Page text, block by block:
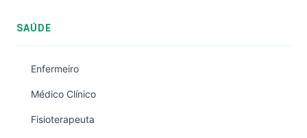
SAÚDE
Enfermeiro
Médico Clínico
Fisioterapeuta